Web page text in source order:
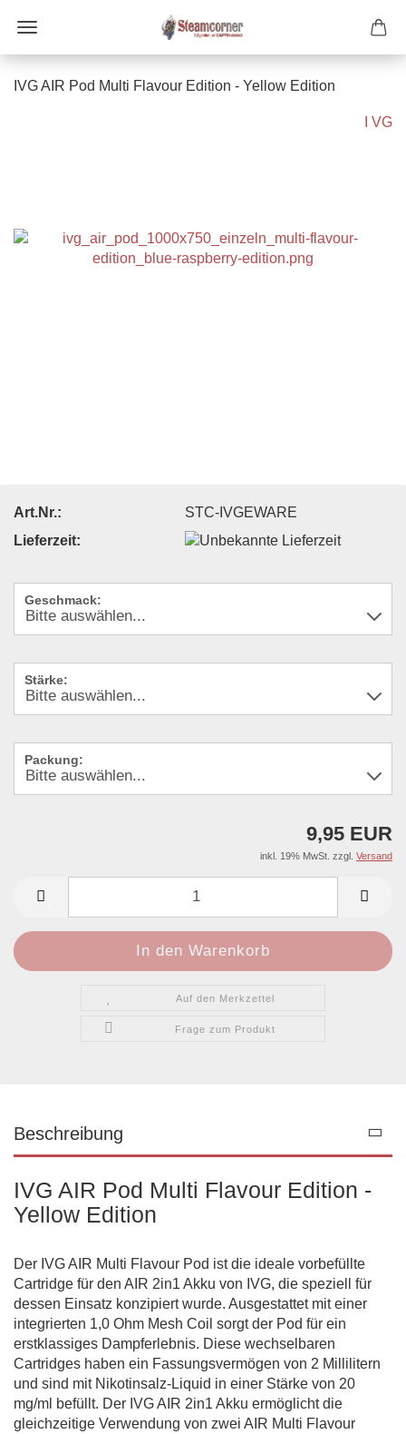
IVG AIR Pod Multi Flavour Edition - Yellow Edition
I VG
Art.Nr.:
STC-IVGEWARE
Lieferzeit:
Geschmack:
Stärke:
Packung:
9,95 EUR
inkl. 19% MwSt. zzgl. Versand
Auf den Merkzettel
Frage zum Produkt
Beschreibung
IVG AIR Pod Multi Flavour Edition -
Yellow Edition
Der IVG AIR Multi Flavour Pod ist die ideale vorbefüllte
Cartridge für den AIR 2in1 Akku von IVG, die speziell für
dessen Einsatz konzipiert wurde. Ausgestattet mit einer
integrierten 1,0 Ohm Mesh Coil sorgt der Pod für ein
erstklassiges Dampferlebnis. Diese wechselbaren
Cartridges haben ein Fassungsvermögen von 2 Millilitern
und sind mit Nikotinsalz-Liquid in einer Stärke von 20
mg/ml befüllt. Der IVG AIR 2in1 Akku ermöglicht die
gleichzeitige Verwendung von zwei AIR Multi Flavour